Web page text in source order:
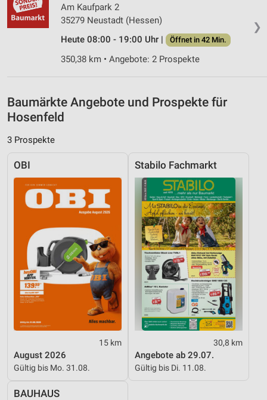
❯
Am Kaufpark 2
35279 Neustadt (Hessen)
Heute 08:00 - 19:00 Uhr |
Öffnet in 42 Min.
350,38 km • Angebote: 2 Prospekte
Baumärkte Angebote und Prospekte für
Hosenfeld
3 Prospekte
OBI
15 km
August 2026
Gültig bis Mo. 31.08.
Stabilo Fachmarkt
30,8 km
Angebote ab 29.07.
Gültig bis Di. 11.08.
BAUHAUS
IAB-Besonderheiten:
Verwendung genauer Standortdaten
Geräte anhand von aktiv angeforderten
Informationen identifizieren
Performance
Funktional
Werbung